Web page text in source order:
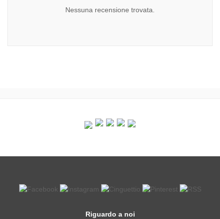
Nessuna recensione trovata.
Riguardo a noi